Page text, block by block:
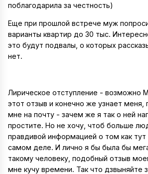
поблагодарила за честность)
Еще при прошлой встрече муж
варианты квартир до 30 тыс.
это будут подвалы, о которых
нет.
Лирическое отступление - возможно
этот отзыв и конечно же узнает меня,
мне на почту - зачем же я так о ней
простите. Но не хочу, чтоб больше
правдивой информацией о том как тут
самом деле. И лично я бы была бы
такому человеку, подобный отзыв
мне кучу времени. Так что дзвыняйте